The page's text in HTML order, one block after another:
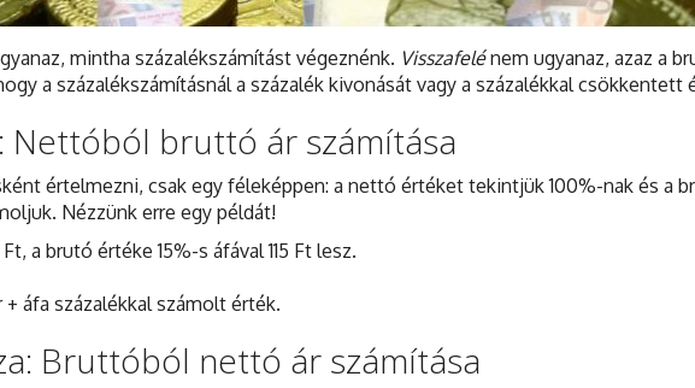
mintha százalékszámítást végeznénk. Visszafelénem ugyanaz, azaz a
a százalékszámításnál a százalék kivonását vagy a százalékkal csökkentett
bruttó ár számítása
értelmezni, csak egy féleképpen: a nettó értéket tekintjük 100%-nak és a
Nézzünk erre egy példát!
a brutó értéke 15%-s áfával 115 Ft lesz.
áfa százalékkal számolt érték.
Bruttóból nettó ár számítása